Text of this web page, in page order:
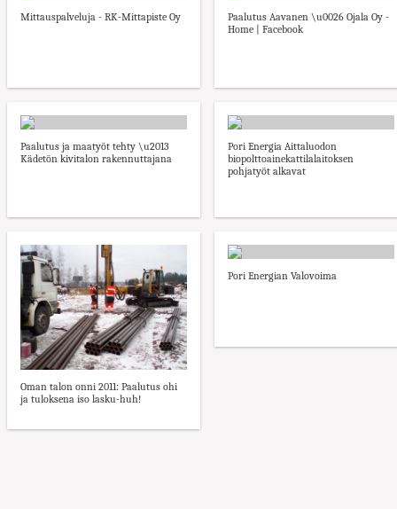
Mittauspalveluja - RK-Mittapiste Oy
Paalutus Aavanen \u0026 Ojala Oy -
Home | Facebook
Paalutus ja maatyöt tehty \u2013
Kädetön kivitalon rakennuttajana
Pori Energia Aittaluodon
biopolttoainekattilalaitoksen
pohjatyöt alkavat
Oman talon onni 2011: Paalutus ohi
ja tuloksena iso lasku-huh!
Pori Energian Valovoima